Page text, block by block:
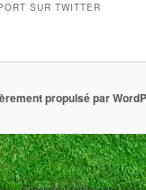
SUR TWITTER
propulsé par